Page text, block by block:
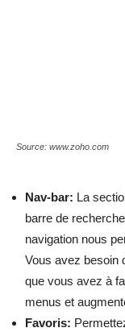
Source: www.zoho.com
Nav-bar: La
barre de
navigation nous
Vous avez besoin
que vous avez à
menus et
Favoris: